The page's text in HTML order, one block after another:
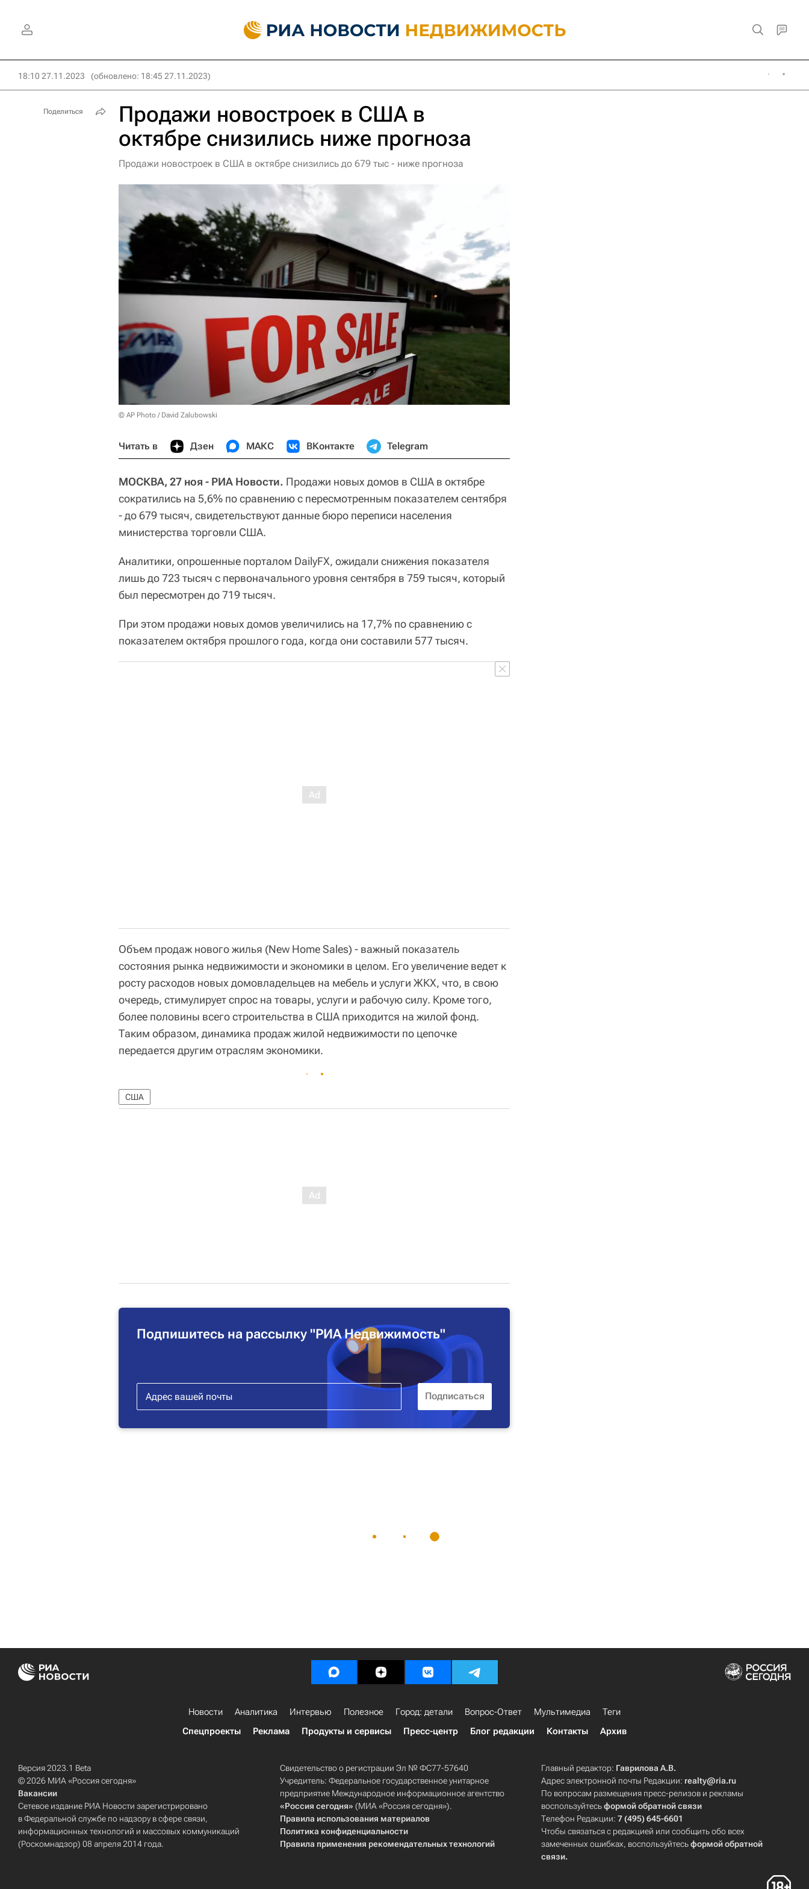
18:10 27.11.2023 (обновлено: 18:45 27.11.2023)
Продажи новостроек в США в
октябре снизились ниже прогноза
Продажи новостроек в США в октябре снизились до 679 тыс - ниже прогноза
© AP Photo / David Zalubowski
Читать в Дзен МАКС ВКонтакте Telegram
МОСКВА, 27 ноя - РИА Новости. Продажи новых домов в США в октябре
сократились на 5,6% по сравнению с пересмотренным показателем сентября
- до 679 тысяч, свидетельствуют данные бюро переписи населения
министерства торговли США.
Аналитики, опрошенные порталом DailyFХ, ожидали снижения показателя
лишь до 723 тысяч с первоначального уровня сентября в 759 тысяч, который
был пересмотрен до 719 тысяч.
При этом продажи новых домов увеличились на 17,7% по сравнению с
показателем октября прошлого года, когда они составили 577 тысяч.
Объем продаж нового жилья (New Home Sales) - важный показатель
состояния рынка недвижимости и экономики в целом. Его увеличение ведет к
росту расходов новых домовладельцев на мебель и услуги ЖКХ, что, в свою
очередь, стимулирует спрос на товары, услуги и рабочую силу. Кроме того,
более половины всего строительства в США приходится на жилой фонд.
Таким образом, динамика продаж жилой недвижимости по цепочке
передается другим отраслям экономики.
США
Подпишитесь на рассылку "РИА Недвижимость"
Поделиться
Новости Аналитика Интервью Полезное Город: детали Вопрос-Ответ Мультимедиа
Теги
Спецпроекты
Реклама Продукты и сервисы Пресс-центр Блог редакции Контакты Архив
Версия 2023.1 Beta
© 2026 МИА «Россия сегодня»
Вакансии
Сетевое издание РИА Новости зарегистрировано
в Федеральной службе по надзору в сфере связи,
информационных технологий и массовых коммуникаций
(Роскомнадзор) 08 апреля 2014 года.
Свидетельство о регистрации Эл № ФС77-57640
Учредитель: Федеральное государственное унитарное
предприятие Международное информационное агентство
«Россия сегодня» (МИА «Россия сегодня»).
Правила использования материалов
Политика конфиденциальности
Правила применения рекомендательных технологий
Главный редактор: Гаврилова А.В.
Адрес электронной почты Редакции: realty@ria.ru
По вопросам размещения пресс-релизов и рекламы
воспользуйтесьформой обратной связи
Телефон Редакции:7 (495) 645-6601
Чтобы связаться с редакцией или сообщить обо всех
замеченных ошибках, воспользуйтесьформой обратной
связи.